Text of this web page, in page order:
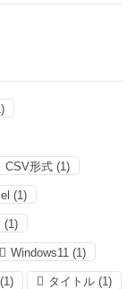
CSV形式 (1)
(1)
(1)
Windows11 (1)
(1) タイトル (1)